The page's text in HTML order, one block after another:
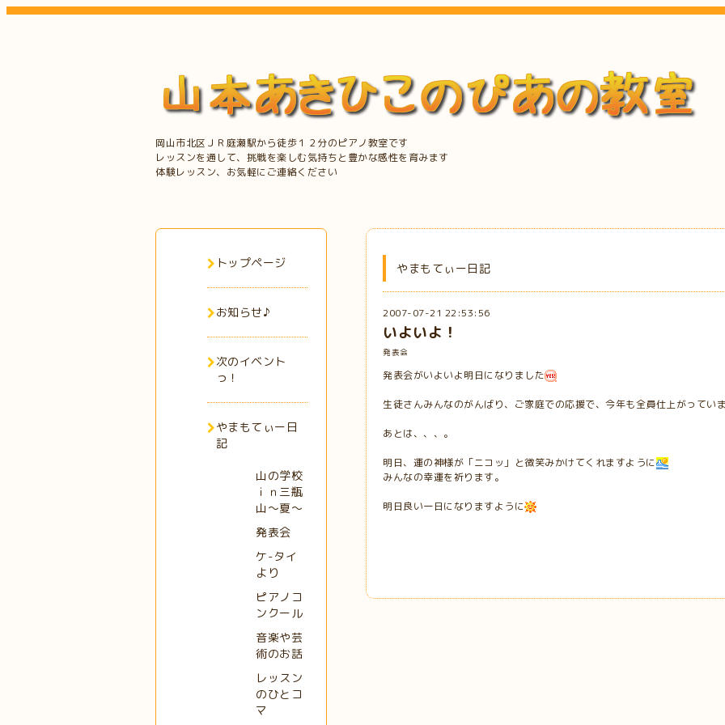
岡山市北区ＪＲ庭瀬駅から徒歩１２分のピアノ教室です
レッスンを通して、挑戦を楽しむ気持ちと豊かな感性を育みます
体験レッスン、お気軽にご連絡ください
やまもてぃー日記
2007-07-21 22:53:56
いよいよ！
発表会
発表会がいよいよ明日になりました
生徒さんみんなのがんばり、ご家庭での応援で、今年も全員仕上がってい
あとは、、、。
明日、運の神様が「ニコッ」と微笑みかけてくれますように
みんなの幸運を祈ります。
明日良い一日になりますように
トップページ
お知らせ♪
次のイベント
っ！
やまもてぃー日
記
山の学校
ｉｎ三瓶
山～夏～
発表会
ケ-タイ
より
ピアノコ
ンクール
音楽や芸
術のお話
レッスン
のひとコ
マ